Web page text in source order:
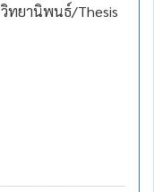
วิทยานิพนธ์/Thesis